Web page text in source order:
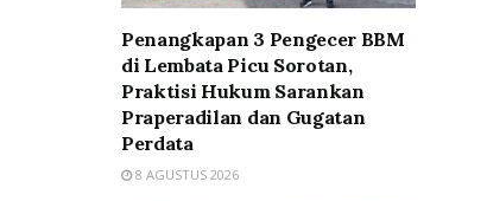
Penangkapan 3 Pengecer BBM
di Lembata Picu Sorotan,
Praktisi Hukum Sarankan
Praperadilan dan Gugatan
Perdata
8 AGUSTUS 2026